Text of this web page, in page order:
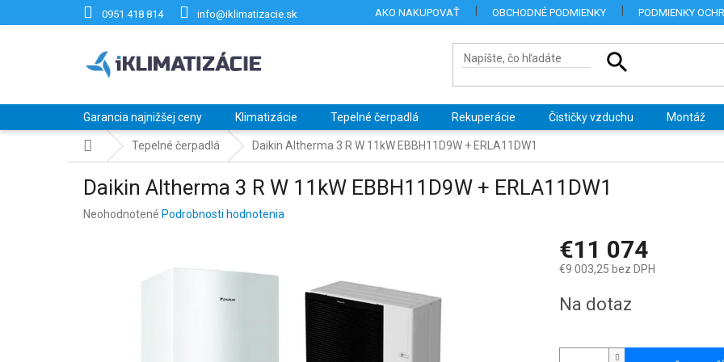
0951 418 814 info@iklimatizacie.sk AKO NAKUPOVAŤ OBCHODNÉ PODMIENKY PODMIENKY
Garancia najnižšej ceny Klimatizácie Tepelné čerpadlá Rekuperácie Čističky vzduchu Montáž
DomovTepelné čerpadlá Daikin Altherma 3 R W 11kW EBBH11D9W + ERLA11DW1
Daikin Altherma 3 R W 11kW EBBH11D9W + ERLA11DW1
Priemerné
Neohodnotené Podrobnosti hodnotenia
€11 074
€9 003,25 bez DPH
cena:
Na dotaz